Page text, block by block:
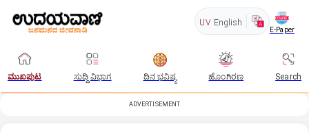
UV English
E-Paper
ಮುಖಪುಟ ಸುದ್ದಿ ವಿಭಾಗ ದಿನ ಭವಿಷ್ಯ ಹೊಂಗಿರಣ Search
ADVERTISEMENT